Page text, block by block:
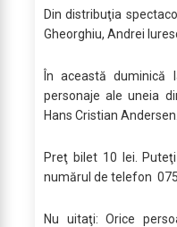
Din distribuţia
Gheorghiu, Andrei
În această
personaje ale uneia
Hans Cristian Andersen.
Preţ bilet 10 lei.
numărul de telefon
Nu uitaţi: Orice